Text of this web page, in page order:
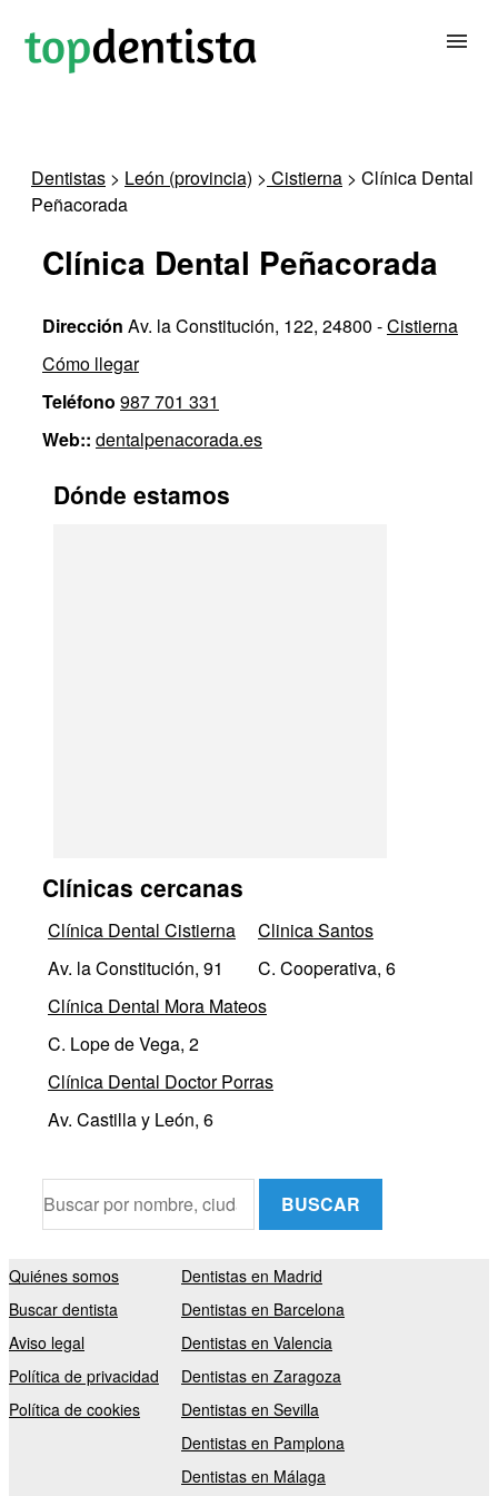
PARA CLÍNICAS DENTALES
CONTACTAR
Dentistas > León (provincia) > Cistierna > Clínica Dental
Peñacorada
Clínica Dental Peñacorada
Dirección Av. la Constitución, 122, 24800 -Cistierna
Cómo llegar
Teléfono 987 701 331
Web:: dentalpenacorada.es
Dónde estamos
Clínicas cercanas
Clínica Dental Cistierna
Av. la Constitución, 91
Clinica Santos
C. Cooperativa, 6
Clínica Dental Mora Mateos
C. Lope de Vega, 2
Clínica Dental Doctor Porras
Av. Castilla y León, 6
BUSCAR
Quiénes somos
Buscar dentista
Aviso legal
Política de privacidad
Política de cookies
Dentistas en Madrid
Dentistas en Barcelona
Dentistas en Valencia
Dentistas en Zaragoza
Dentistas en Sevilla
Dentistas en Pamplona
Dentistas en Málaga